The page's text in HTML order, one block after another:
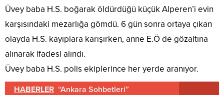
Üvey baba H.S. boğarak öldürdüğü küçük Alperen’i evin
karşısındaki mezarlığa gömdü. 6 gün sonra ortaya çıkan
olayda H.S. kayıplara karışırken, anne E.Ö de gözaltına
alınarak ifadesi alındı.
Üvey baba H.S. polis ekiplerince her yerde aranıyor.
HABERLER “Ankara Sohbetleri”